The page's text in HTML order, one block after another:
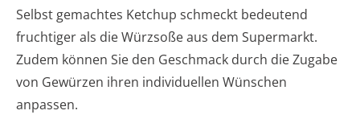
Selbst gemachtes Ketchup schmeckt bedeutend
fruchtiger als die Würzsoße aus dem Supermarkt.
Zudem können Sie den Geschmack durch die Zugabe
von Gewürzen ihren individuellen Wünschen
anpassen.